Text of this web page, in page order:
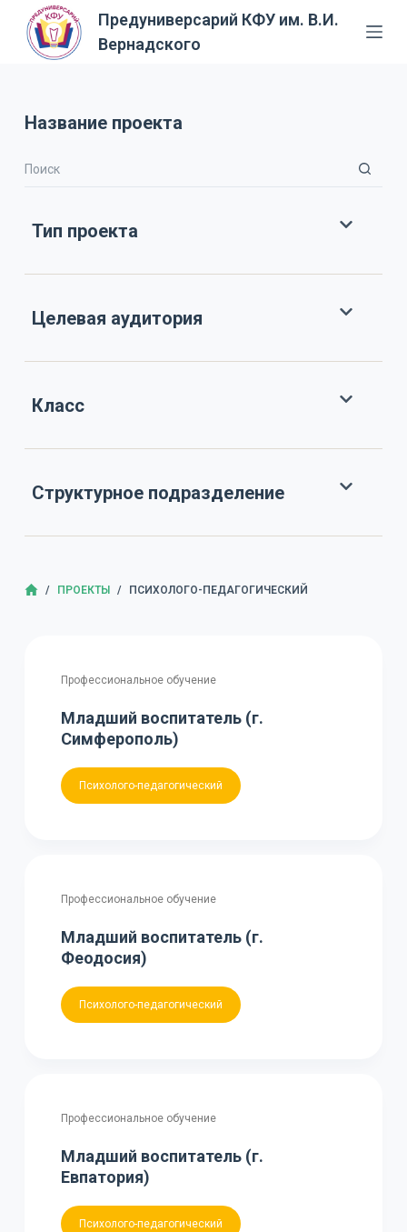
П
й
и
и
Предуниверсарий КФУ им. В.И.
Вернадского
ГЛАВНАЯ
/ ПРОЕКТЫ / ПСИХОЛОГО-ПЕДАГОГИЧЕСКИЙ
Профессиональное обучение
Младший воспитатель (г.
Симферополь)
Психолого-педагогический
Профессиональное обучение
Младший воспитатель (г.
Феодосия)
Психолого-педагогический
Профессиональное обучение
Младший воспитатель (г.
Евпатория)
Психолого-педагогический
Название проекта
Тип проекта
Целевая аудитория
Класс
Структурное подразделение